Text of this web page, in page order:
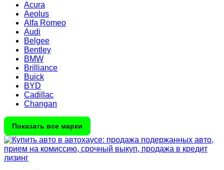
Acura
Aeolus
Alfa Romeo
Audi
Belgee
Bentley
BMW
Brilliance
Buick
BYD
Cadillac
Changan
Показать все марки